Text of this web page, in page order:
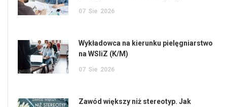
07 Sie 2026
Wykładowca na kierunku pielęgniarstwo
na WSIiZ (K/M)
07 Sie 2026
Zawód większy niż stereotyp. Jak